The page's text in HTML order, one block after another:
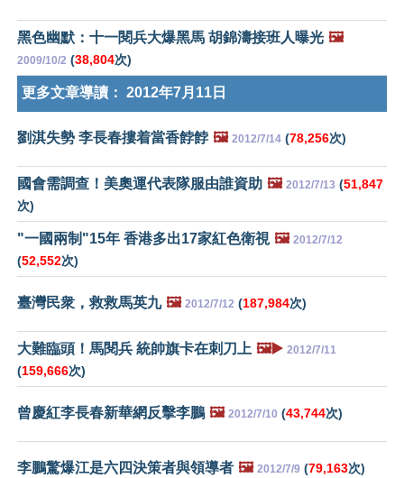
黑色幽默：十一閱兵大爆黑馬 胡錦濤接班人曝光 🖼️
2009/10/2 (38,804次)
更多文章導讀： 2012年7月11日
劉淇失勢 李長春摟着當香餑餑 🖼️ 2012/7/14 (78,256次)
國會需調查！美奧運代表隊服由誰資助 🖼️ 2012/7/13 (51,847
次)
"一國兩制"15年 香港多出17家紅色衛視 🖼️ 2012/7/12
(52,552次)
臺灣民衆，救救馬英九 🖼️ 2012/7/12 (187,984次)
大難臨頭！馬閱兵 統帥旗卡在刺刀上 🖼️▶️ 2012/7/11
(159,666次)
曾慶紅李長春新華網反擊李鵬 🖼️ 2012/7/10 (43,744次)
李鵬驚爆江是六四決策者與領導者 🖼️ 2012/7/9 (79,163次)